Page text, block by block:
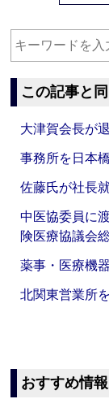
この記事と
大津賀会長が
事務所を日本
佐藤氏が社長
中医協委員に
険医療協議会
薬事・医療機
北関東営業所
おすすめ情報